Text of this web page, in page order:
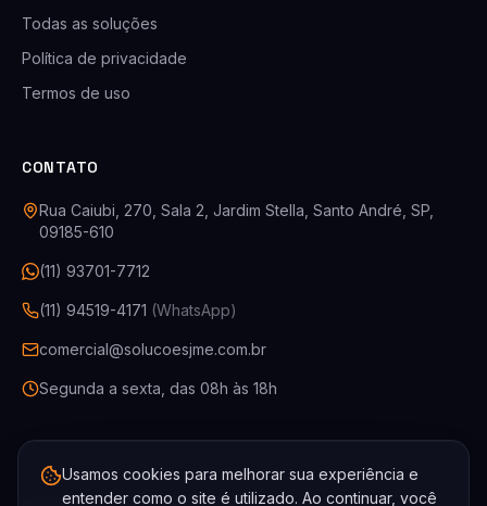
Todas as soluções
Política de privacidade
Termos de uso
CONTATO
Rua Caiubi, 270, Sala 2, Jardim Stella, Santo André, SP,
09185-610
(11) 93701-7712
(11) 94519-4171 (WhatsApp)
comercial@solucoesjme.com.br
Segunda a sexta, das 08h às 18h
Usamos cookies para melhorar sua experiência e
entender como o site é utilizado. Ao continuar, você